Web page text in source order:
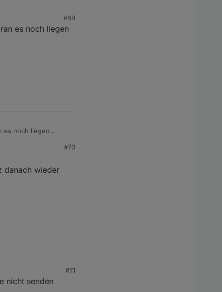
#69
es noch liegen
es noch liegen
#70
danach wieder
#71
nicht senden